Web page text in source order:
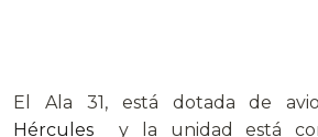
El Ala 31, está dotada de
Hércules y la unidad está